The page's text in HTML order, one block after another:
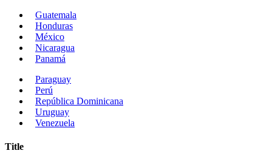
Guatemala
Honduras
México
Nicaragua
Panamá
Paraguay
Perú
República Dominicana
Uruguay
Venezuela
Title